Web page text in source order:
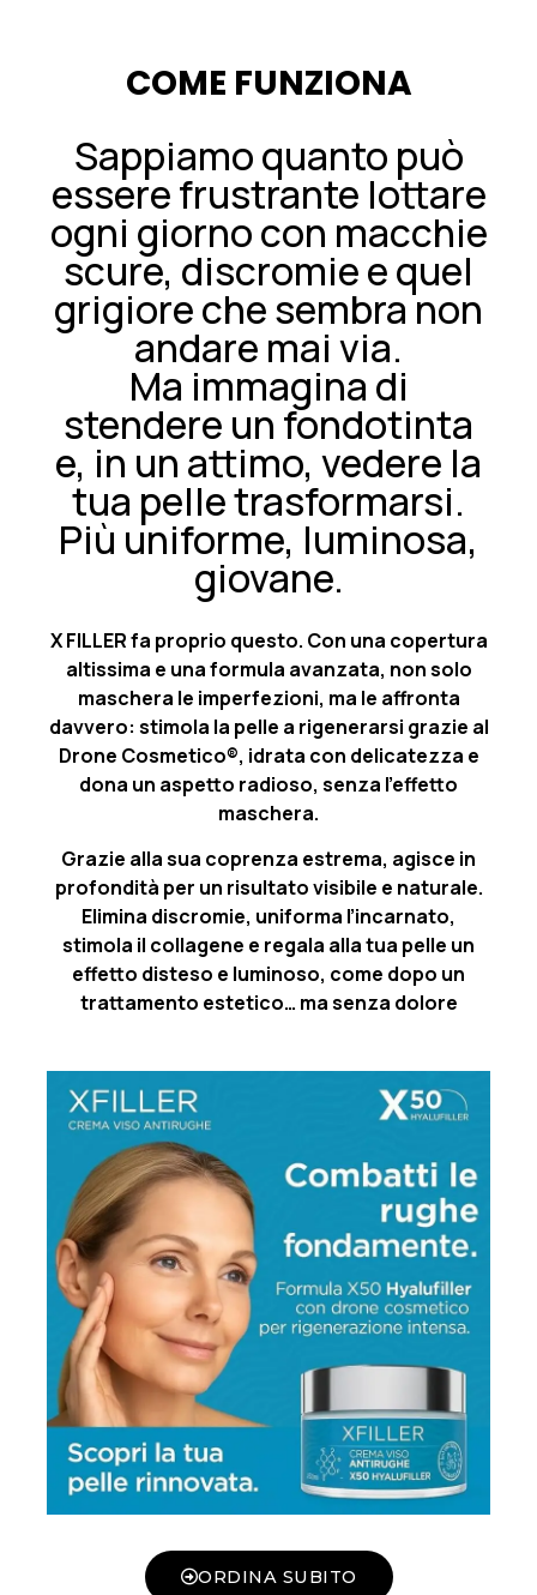
COME FUNZIONA
Sappiamo quanto può
essere frustrante lottare
ogni giorno con macchie
scure, discromie e quel
grigiore che sembra non
andare mai via.
Ma immagina di
stendere un fondotinta
e, in un attimo, vedere la
tua pelle trasformarsi.
Più uniforme, luminosa,
giovane.
X FILLER fa proprio questo. Con una copertura
altissima e una formula avanzata, non solo
maschera le imperfezioni, ma le affronta
davvero: stimola la pelle a rigenerarsi grazie al
Drone Cosmetico®, idrata con delicatezza e
dona un aspetto radioso, senza l’effetto
maschera.
Grazie alla sua coprenza estrema, agisce in
profondità per un risultato visibile e naturale.
Elimina discromie, uniforma l’incarnato,
stimola il collagene e regala alla tua pelle un
effetto disteso e luminoso, come dopo un
trattamento estetico… ma senza dolore
ORDINA SUBITO